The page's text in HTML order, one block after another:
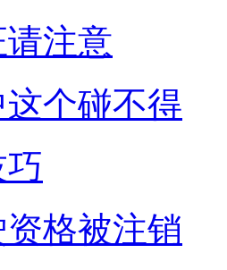
注意
个碰不得
格被注销